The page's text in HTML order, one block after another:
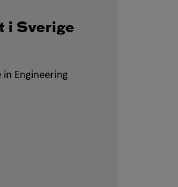
i Sverige
in Engineering